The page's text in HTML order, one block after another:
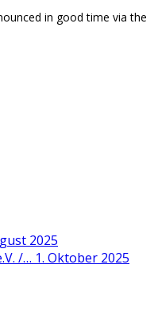
in good time via the
2025
/… 1. Oktober 2025